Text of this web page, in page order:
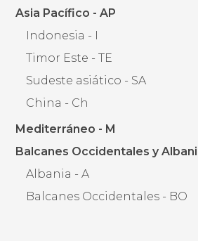
Asia Pacífico - AP
Indonesia - I
Timor Este - TE
Sudeste asiático - SA
China - Ch
Mediterráneo - M
Balcanes Occidentales y
Albania - A
Balcanes Occidentales - BO